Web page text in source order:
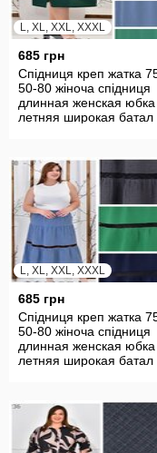
L, XL, XXL, XXXL
685 грн
Спідниця креп жатка
50-80 жіноча спідниця
длинная женская юбка
летняя широкая батал
L, XL, XXL, XXXL
685 грн
Спідниця креп жатка
50-80 жіноча спідниця
длинная женская юбка
летняя широкая батал